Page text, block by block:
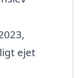
ejet